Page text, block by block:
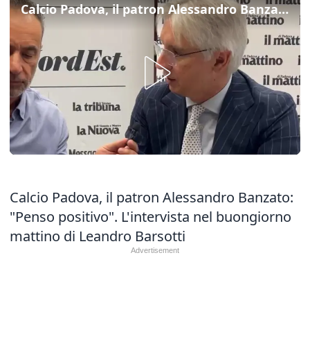
Calcio Padova, il patron Alessandro Banzato: "Penso positivo"
Calcio Padova, il patron Alessandro Banzato:
"Penso positivo". L'intervista nel buongiorno
mattino di Leandro Barsotti